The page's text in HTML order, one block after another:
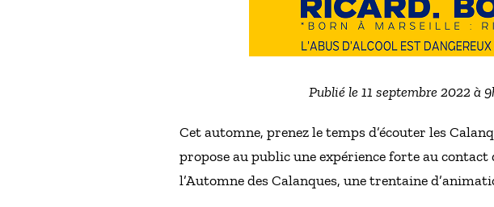
Publié le 11 septembre 2022 à
Cet automne, prenez le temps d’écouter les
propose au public une expérience forte au
l’Automne des Calanques, une trentaine